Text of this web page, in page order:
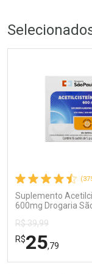
Suplemento
600mg Drogaria
R$ 39,99
R$25,79